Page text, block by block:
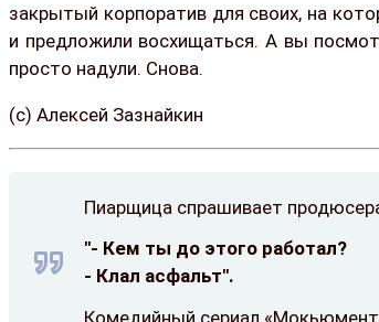
закрытый корпоратив для своих, на
и предложили восхищаться. А вы
просто надули. Снова.
(с) Алексей Зазнайкин
Пиарщица спрашивает
"- Кем ты до этого работал?
- Клал асфальт".